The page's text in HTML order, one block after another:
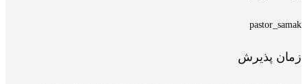
pastor_samak
زمان پذیرش